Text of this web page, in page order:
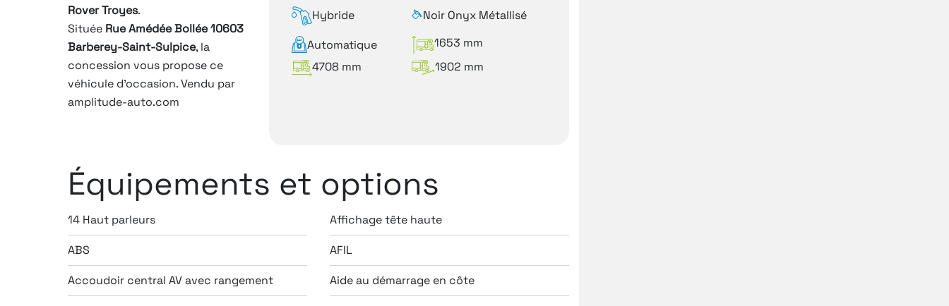
Rover Troyes.
Située Rue Amédée Bollée 10603
Barberey-Saint-Sulpice, la
concession vous propose ce
véhicule d'occasion. Vendu par
amplitude-auto.com
Hybride
Noir Onyx Métallisé
Automatique
1653 mm
4708 mm
1902 mm
Équipements et options
14 Haut parleurs
ABS
Accoudoir central AV avec rangement
Affichage tête haute
AFIL
Aide au démarrage en côte